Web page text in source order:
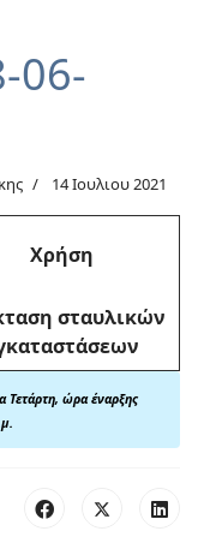
06-
14 Ιουλιου 2021
Χρήση
σταυλικών
ώρα έναρξης